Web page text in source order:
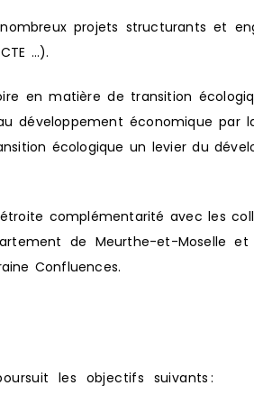
projets structurants et
…).
en matière de transition
développement économique par
écologique un levier du
complémentarité avec les
de Meurthe-et-Moselle
Confluences.
les objectifs suivants :